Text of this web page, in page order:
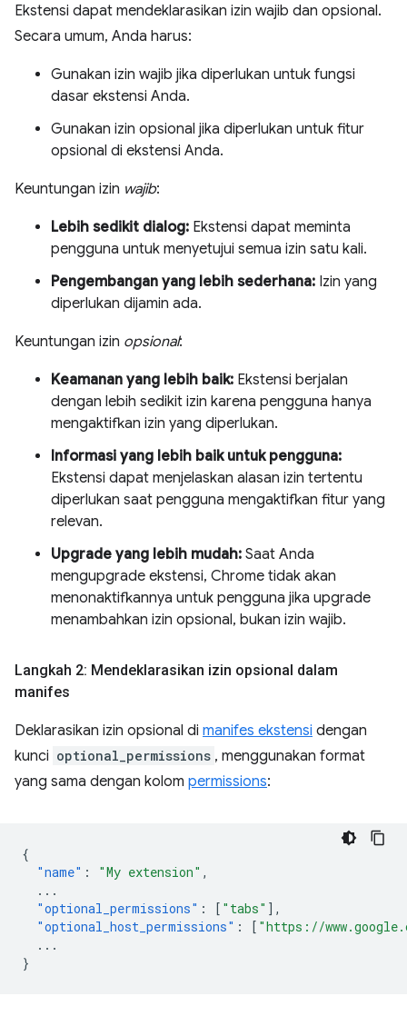
Ekstensi dapat mendeklarasikan izin wajib dan opsional.
Secara umum, Anda harus:
Gunakan izin wajib jika diperlukan untuk fungsi
dasar ekstensi Anda.
Gunakan izin opsional jika diperlukan untuk fitur
opsional di ekstensi Anda.
Keuntungan izin wajib:
Lebih sedikit dialog: Ekstensi dapat meminta
pengguna untuk menyetujui semua izin satu kali.
Pengembangan yang lebih sederhana: Izin yang
diperlukan dijamin ada.
Keuntungan izin opsional:
Keamanan yang lebih baik: Ekstensi berjalan
dengan lebih sedikit izin karena pengguna hanya
mengaktifkan izin yang diperlukan.
Informasi yang lebih baik untuk pengguna:
Ekstensi dapat menjelaskan alasan izin tertentu
diperlukan saat pengguna mengaktifkan fitur yang
relevan.
Upgrade yang lebih mudah: Saat Anda
mengupgrade ekstensi, Chrome tidak akan
menonaktifkannya untuk pengguna jika upgrade
menambahkan izin opsional, bukan izin wajib.
Langkah 2: Mendeklarasikan izin opsional dalam
manifes
Deklarasikan izin opsional di manifes ekstensi dengan
kunci optional_permissions , menggunakan format
yang sama dengan kolom permissions:
{
"name" : "My extension" ,
...
"optional_permissions" : [ "tabs" ],
"optional_host_permissions" : [ "https://
...
}